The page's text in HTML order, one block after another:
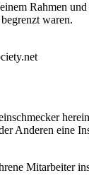
Rahmen
waren.
Anderen eine
Mitarbeiter